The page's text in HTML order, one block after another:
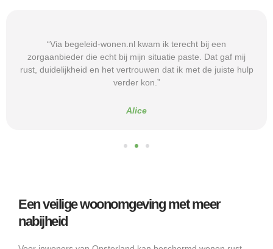
“Via begeleid-wonen.nl kwam ik terecht bij een
zorgaanbieder die echt bij mijn situatie paste. Dat gaf mij
rust, duidelijkheid en het vertrouwen dat ik met de juiste hulp
verder kon.”
Alice
Een veilige woonomgeving met meer
nabijheid